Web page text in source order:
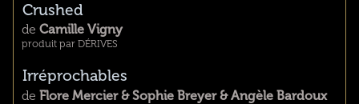
Crushed
de Camille Vigny
produit par DÉRIVES
Irréprochables
de Flore Mercier & Sophie Breyer & Angèle Bardoux